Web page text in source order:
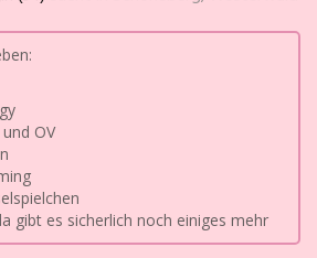
OV
gibt es sicherlich noch einiges mehr